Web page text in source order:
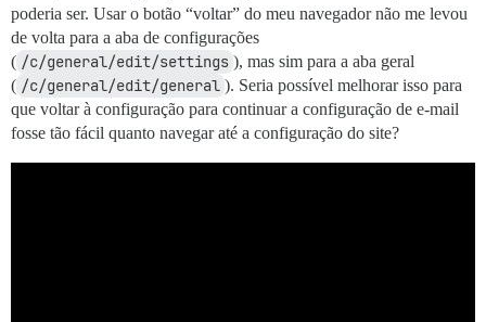
poderia ser. Usar o botão “voltar” do meu navegador não me levou
de volta para a aba de configurações
( /c/general/edit/settings ), mas sim para a aba geral
( /c/general/edit/general ). Seria possível melhorar isso para
que voltar à configuração para continuar a configuração de e-mail
fosse tão fácil quanto navegar até a configuração do site?